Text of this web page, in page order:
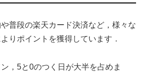
普段の楽天カード決済など，様々な
りポイントを獲得しています．
，5と0のつく日が大半を占めま